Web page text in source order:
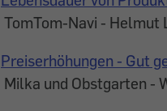
TomTom-Navi - Helmut
Preiserhöhungen - Gut
Milka und Obstgarten -